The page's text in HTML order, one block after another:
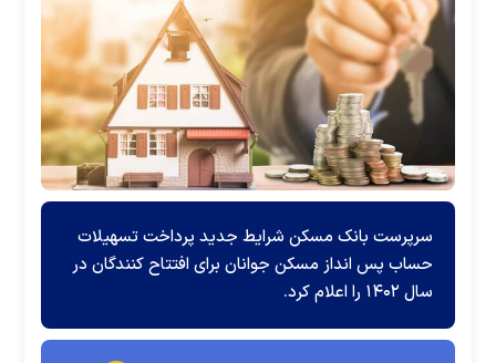
سرپرست بانک مسکن شرایط جدید پرداخت تسهیلات
حساب پس انداز مسکن جوانان برای افتتاح کنندگان در
سال ۱۴۰۲ را اعلام کرد.